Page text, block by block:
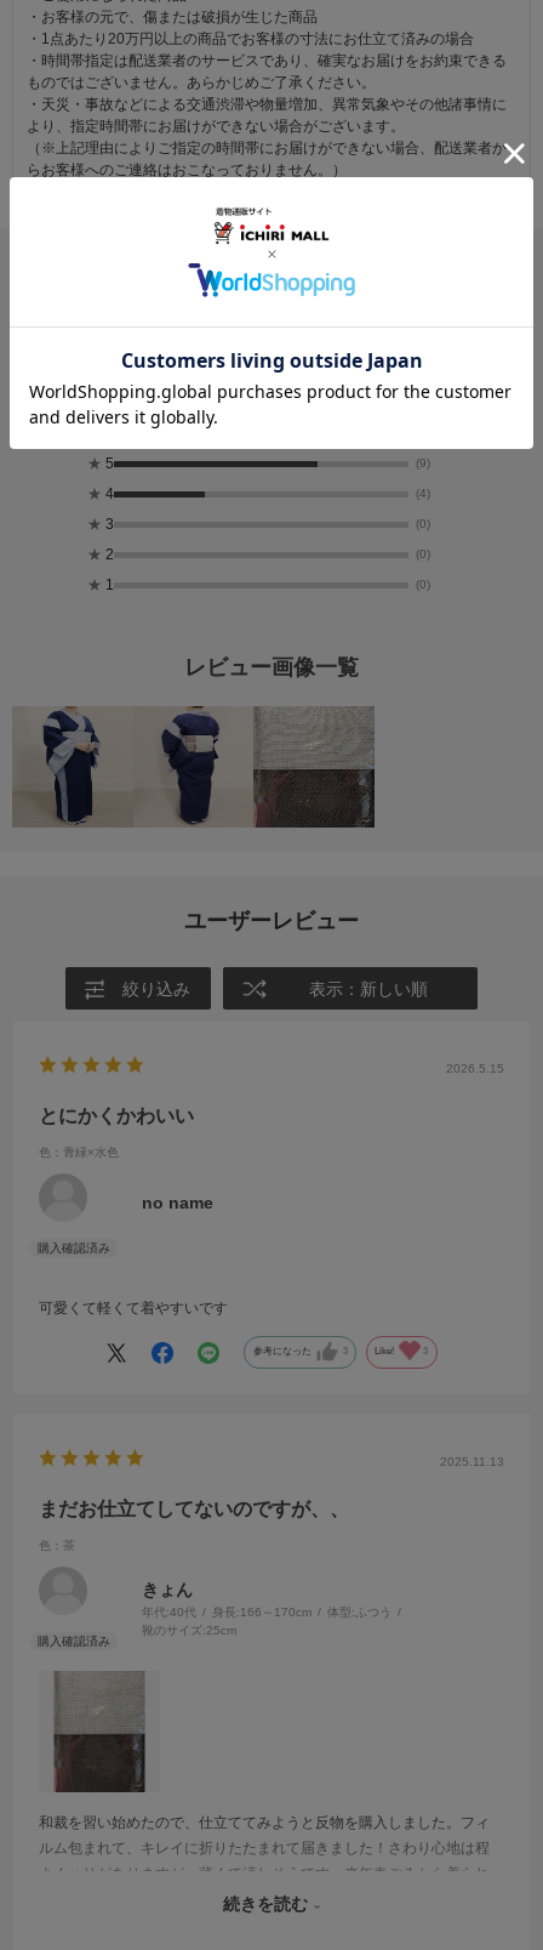
・お客様の元で、傷または破損が生じた商品
・1点あたり20万円以上の商品でお客様の寸法にお仕立て済みの場合
・時間帯指定は配送業者のサービスであり、確実なお届けをお約束できる
ものではございません。あらかじめご了承ください。
・天災・事故などによる交通渋滞や物量増加、異常気象やその他諸事情に
より、指定時間帯にお届けができない場合がございます。
（※上記理由によりご指定の時間帯にお届けができない場合、配送業者か
らお客様へのご連絡はおこなっておりません。）
レビュー
4.7
レビュー件数：
★ 5 (9)
★ 4 (4)
★ 3 (0)
★ 2 (0)
★ 1 (0)
レビュー画像一覧
ユーザーレビュー
絞り込み 表示：新しい順
2026.5.15
とにかくかわいい
色：青緑×水色
no name
可愛くて軽くて着やすいです
参考になった 3 Like! 3
2025.11.13
まだお仕立てしてないのですが、、
色：茶
きょん
年代:40代 身長:166～170cm 体型: ふつう
靴のサイズ:25cm
和裁を習い始めたので、仕立ててみようと反物を購入しました。フィ
ルム包まれて、キレイに折りたたまれて届きました！さわり心地は程
よくハリがありますが、薄くて涼しそうです。来年春ごろから着られ
るように頑張ってお仕立てしたいと思います。どんな仕立て方にしよ
続きを読む